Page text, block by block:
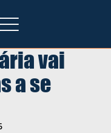
vai
a se